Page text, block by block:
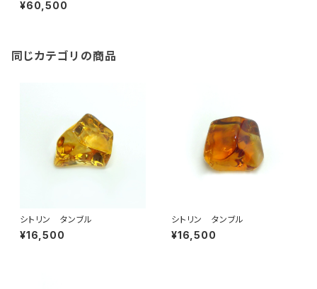
¥60,500
同じカテゴリの商品
シトリン タンブル
¥16,500
シトリン タンブル
¥16,500